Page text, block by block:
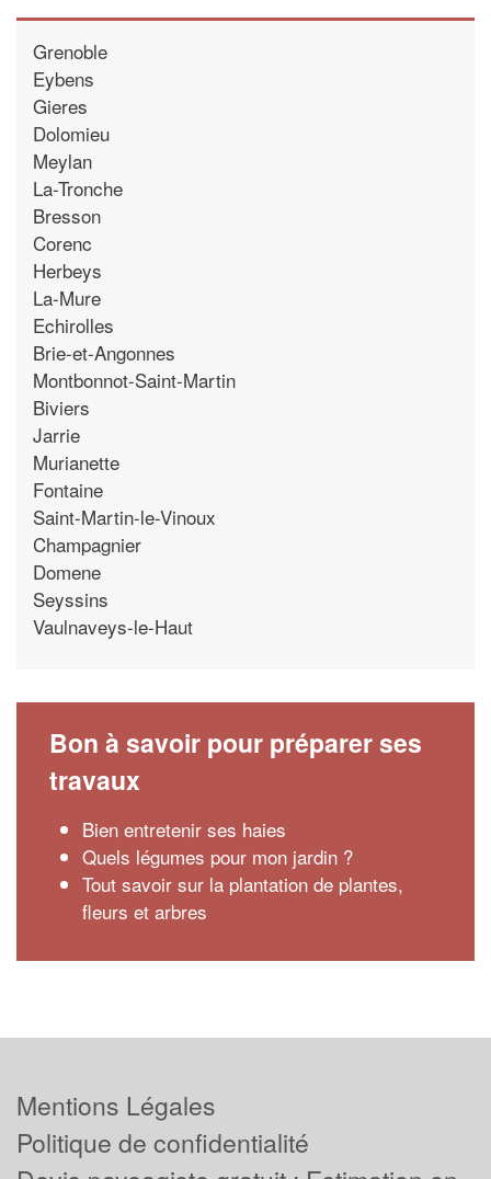
Grenoble
Eybens
Gieres
Dolomieu
Meylan
La-Tronche
Bresson
Corenc
Herbeys
La-Mure
Echirolles
Brie-et-Angonnes
Montbonnot-Saint-Martin
Biviers
Jarrie
Murianette
Fontaine
Saint-Martin-le-Vinoux
Champagnier
Domene
Seyssins
Vaulnaveys-le-Haut
Bon à savoir pour préparer ses
travaux
Bien entretenir ses haies
Quels légumes pour mon jardin ?
Tout savoir sur la plantation de plantes,
fleurs et arbres
Mentions Légales
Politique de confidentialité